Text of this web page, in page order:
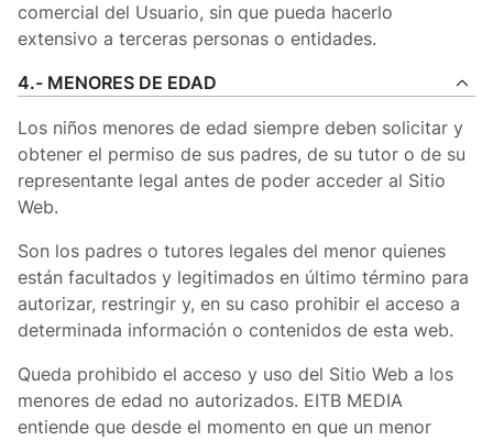
comercial del Usuario, sin que pueda hacerlo
extensivo a terceras personas o entidades.
4.- MENORES DE EDAD
Los niños menores de edad siempre deben solicitar y
obtener el permiso de sus padres, de su tutor o de su
representante legal antes de poder acceder al Sitio
Web.
Son los padres o tutores legales del menor quienes
están facultados y legitimados en último término para
autorizar, restringir y, en su caso prohibir el acceso a
determinada información o contenidos de esta web.
Queda prohibido el acceso y uso del Sitio Web a los
menores de edad no autorizados. EITB MEDIA
entiende que desde el momento en que un menor